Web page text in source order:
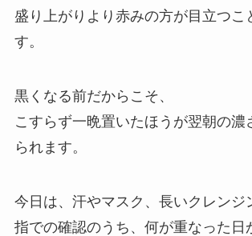
盛り上がりより赤みの方が目立つこ
す。
黒くなる前だからこそ、
こすらず一晩置いたほうが翌朝の濃
られます。
今日は、汗やマスク、長いクレンジ
指での確認のうち、何が重なった日